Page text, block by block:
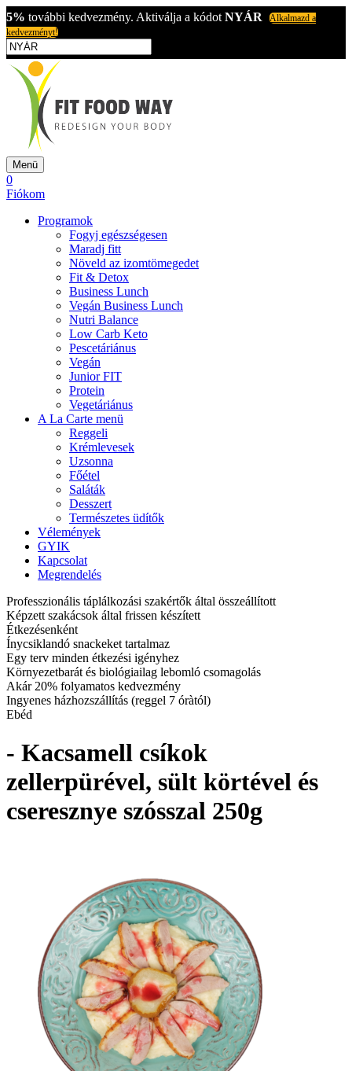
5% további kedvezmény. Aktiválja a kódot NYÁR
Alkalmazd a
kedvezményt!
Menü
0
Fiókom
Programok
Fogyj egészségesen
Maradj fitt
Növeld az izomtömegedet
Fit & Detox
Business Lunch
Vegán Business Lunch
Nutri Balance
Low Carb Keto
Pescetáriánus
Vegán
Junior FIT
Protein
Vegetáriánus
A La Carte menü
Reggeli
Krémlevesek
Uzsonna
Főétel
Saláták
Desszert
Természetes üdítők
Vélemények
GYIK
Kapcsolat
Megrendelés
Professzionális táplálkozási szakértők által összeállított
Képzett szakácsok által frissen készített
Étkezésenként
Ínycsiklandó snackeket tartalmaz
Egy terv minden étkezési igényhez
Környezetbarát és biológiailag lebomló csomagolás
Akár 20% folyamatos kedvezmény
Ingyenes házhozszállítás (reggel 7 óràtól)
Ebéd
- Kacsamell csíkok
zellerpürével, sült körtével és
cseresznye szósszal 250g